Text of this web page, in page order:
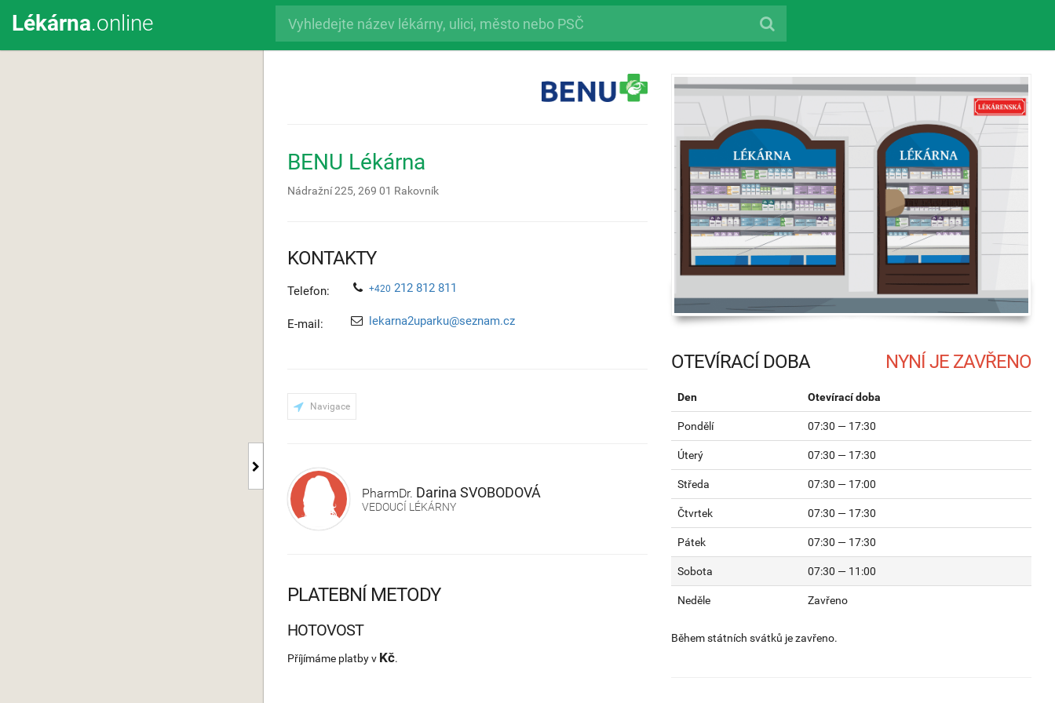
Lékárna.online
BENU Lékárna
Nádražní 225, 269 01 Rakovník
KONTAKTY
Telefon: +420 212 812 811
E-mail: lekarna2uparku@seznam.cz
Navigace
PharmDr. Darina SVOBODOVÁ
VEDOUCÍ LÉKÁRNY
OTEVÍRACÍ DOBA
Den Otevírací doba
Pondělí 07:30 — 17:30
Úterý 07:30 — 17:30
Středa 07:30 — 17:00
Čtvrtek 07:30 — 17:30
Pátek 07:30 — 17:30
Sobota 07:30 — 11:00
Neděle Zavřeno
Během státních svátků je zavřeno.
PLATEBNÍ METODY
HOTOVOST
Příjímáme platby v Kč.